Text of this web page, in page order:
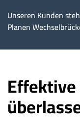
Unseren Kunden
Planen